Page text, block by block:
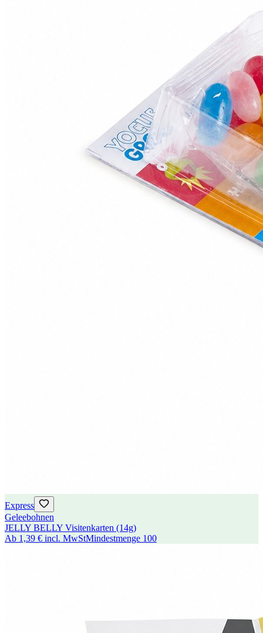
Express
Geleebohnen
JELLY BELLY Visitenkarten (14g)
Ab 1,39 € incl. MwStMindestmenge 100